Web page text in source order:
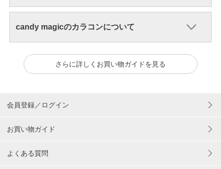
candy magicのカラコンについて
さらに詳しくお買い物ガイドを見る
会員登録／ログイン
お買い物ガイド
よくある質問